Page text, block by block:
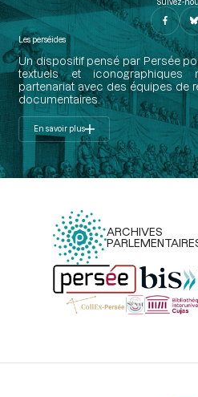
Les perséides
Un dispositif pensé par Persée
textuels et iconographiques
partenariat avec des équipes de
documentaires.
En savoir plus
ARCHIVES
Menu